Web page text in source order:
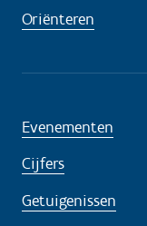
Oriënteren
Evenementen
Cijfers
Getuigenissen